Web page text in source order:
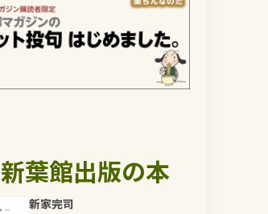
新葉館出版の本
新家完司